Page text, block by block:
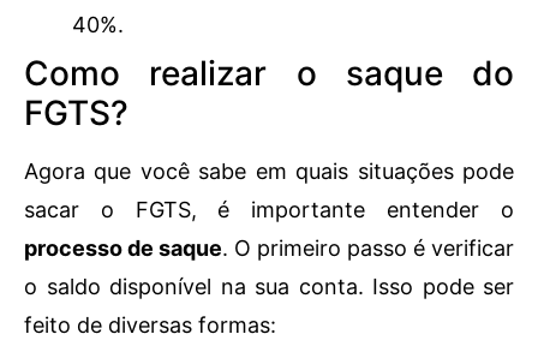
40%.
Como realizar o saque do
FGTS?
Agora que você sabe em quais situações pode
sacar o FGTS, é importante entender o
processo de saque. O primeiro passo é verificar
o saldo disponível na sua conta. Isso pode ser
feito de diversas formas: